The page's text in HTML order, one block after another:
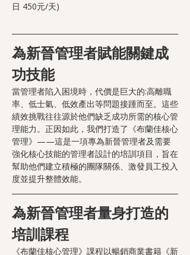
日 450元/天)
為新晉管理者賦能關鍵成
功技能
當管理者陷入困境時，代價是巨大的:高離職
率、低士氣、低效產出等問題接踵而至。這些
績效挑戰往往源於他們缺乏成功所需的核心管
理能力。正因如此，我們打造了《布蘭佳核心
管理》——這是一項專為新晉管理者及需要
強化核心技能的管理者設計的培訓項目，旨在
幫助他們建立積極的團隊關係、激發員工投入
度並提升整體效能。
為新晉管理者量身打造的
培訓課程
《布蘭佳核心管理》課程以暢銷商業書籍《新